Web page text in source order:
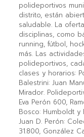
polideportivos
distrito, están
saludable. La
disciplinas, como
running, fútbol,
más. Las
polideportivos,
clases y horarios:
Balestrini: Juan
Mirador.
Eva Perón 600,
Bosco: Humboldt y
Juan D. Perón:
31.800, González